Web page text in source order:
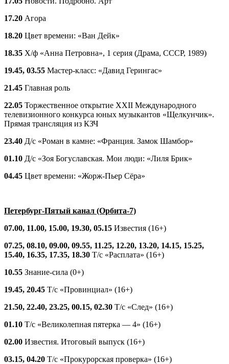
17.20 Агора
18.20 Цвет времени: «Ван Дейк»
18.35 Х/ф «Анна Петровна», 1 серия (Драма, СССР, 1989)
19.45, 03.55 Мастер-класс: «Давид Герингас»
21.45 Главная роль
22.05 Торжественное открытие XXII Международного
телевизионного конкурса юных музыкантов «Щелкунчик».
Прямая трансляция из КЗЧ
23.40 Д/с «Роман в камне: «Франция. Замок Шамбор»
01.10 Д/с «Зоя Богуславская. Мои люди: «Лиля Брик»
04.45 Цвет времени: «Жорж-Пьер Сёра»
Петербург-Пятый канал (Орбита-7)
07.00, 11.00, 15.00, 19.30, 05.15 Известия (16+)
07.25, 08.10, 09.00, 09.55, 11.25, 12.20, 13.20, 14.15, 15.25,
15.40, 16.35, 17.35, 18.30 Т/с «Расплата» (16+)
10.55 Знание-сила (0+)
19.45, 20.45 Т/с «Провинциал» (16+)
21.50, 22.40, 23.25, 00.15, 02.30 Т/с «След» (16+)
01.10 Т/с «Великолепная пятерка — 4» (16+)
02.00 Известия. Итоговый выпуск (16+)
03.15, 04.20 Т/с «Прокурорская проверка» (16+)